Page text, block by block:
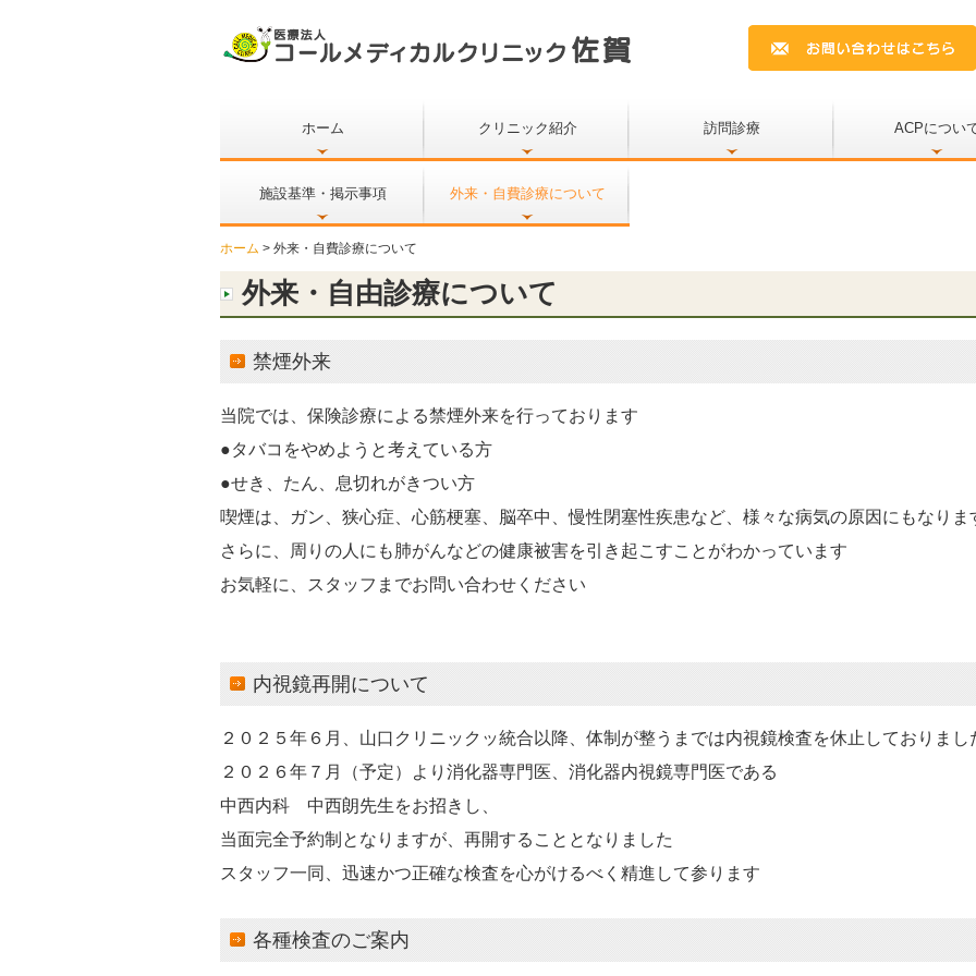
ホーム クリニック紹介
院長挨拶
訪問診療 ACPについ
施設基準・掲示事項 外来・自費診療について
ホーム 外来・自費診療について
外来・自由診療について
禁煙外来
当院では、保険診療による禁煙外来を行っております
●タバコをやめようと考えている方
●せき、たん、息切れがきつい方
喫煙は、ガン、狭心症、心筋梗塞、脳卒中、慢性閉塞性疾患など、様々な病気の原因にもなりま
さらに、周りの人にも肺がんなどの健康被害を引き起こすことがわかっています
お気軽に、スタッフまでお問い合わせください
内視鏡再開について
２０２５年６月、山口クリニックッ統合以降、体制が整うまでは内視鏡検査を休止しておりまし
２０２６年７月（予定）より消化器専門医、消化器内視鏡専門医である
中西内科 中西朗先生をお招きし、
当面完全予約制となりますが、再開することとなりました
スタッフ一同、迅速かつ正確な検査を心がけるべく精進して参ります
各種検査のご案内